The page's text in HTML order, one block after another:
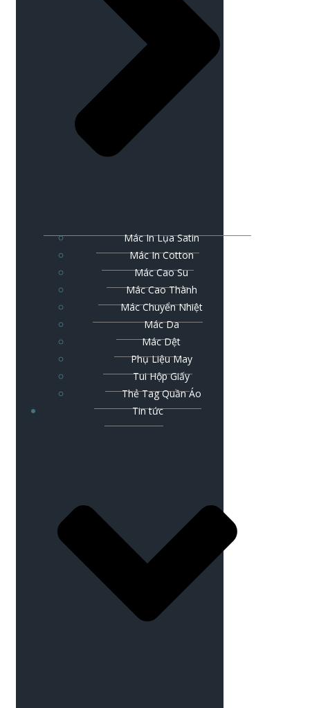
Mác In Lụa Satin
Mác In Cotton
Mác Cao Su
Mác Cao Thành
Mác Chuyển Nhiệt
Mác Da
Mác Dệt
Phụ Liệu May
Tui Hộp Giấy
Thẻ Tag Quần Áo
Tin tức